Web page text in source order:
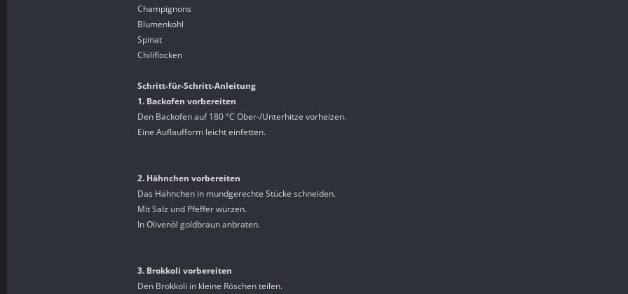
Champignons
Blumenkohl
Spinat
Chiliflocken
Schritt-für-Schritt-Anleitung
1. Backofen vorbereiten
Den Backofen auf 180 °C Ober-/Unterhitze vorheizen.
Eine Auflaufform leicht einfetten.
2. Hähnchen vorbereiten
Das Hähnchen in mundgerechte Stücke schneiden.
Mit Salz und Pfeffer würzen.
In Olivenöl goldbraun anbraten.
3. Brokkoli vorbereiten
Den Brokkoli in kleine Röschen teilen.